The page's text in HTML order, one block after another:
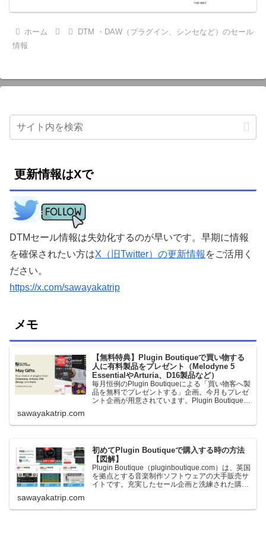
ホーム
DTM ・DAW（プラグイン、シンセなど）のセール
情報
更新情報はXで
DTMセール情報は失効化するのが早いです。早期に情報
を確保されたい方はX（旧Twitter）の更新情報 をご活用く
ださい。
https://x.com/sawayakatrip
メモ
【無料特典】Plugin Boutiqueで買い物する
人に有料製品をプレゼント（Melodyne 5
EssentialやArturia、D16製品など）
毎月恒例のPlugin Boutiqueによる「買い物客へ製
品を無料でプレゼントする」企画。今月もプレゼ
ント企画が用意されています。Plugin Boutiqueで
ます。＊無料配布終了予定日：日本時間：
sawayakatrip.com
初めてPlugin Boutiqueで購入する時の方法
【図解】
Plugin Boutique（pluginboutique.com）は、英国
を拠点とする音楽制作ソフトウェアの大手販売サ
イトです。充実したセール企画と洗練された購入
に知っておきたいこと価格表示に…
sawayakatrip.com